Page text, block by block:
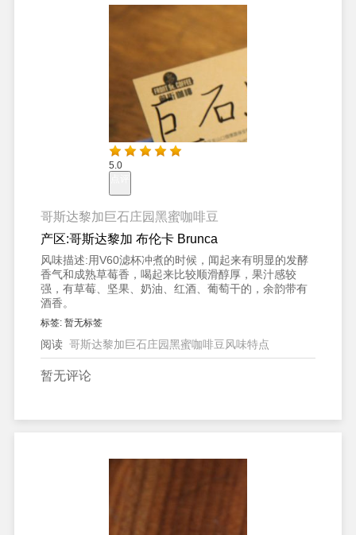
5.0
哥斯达黎加巨石庄园黑蜜咖啡豆
产区:哥斯达黎加 布伦卡 Brunca
风味描述:用V60滤杯冲煮的时候，闻起来有明显的发酵
香气和成熟草莓香，喝起来比较顺滑醇厚，果汁感较
强，有草莓、坚果、奶油、红酒、葡萄干的，余韵带有
酒香。
标签: 暂无标签
阅读 哥斯达黎加巨石庄园黑蜜咖啡豆风味特点
暂无评论